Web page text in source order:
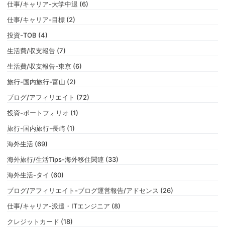
仕事/キャリア-大学中退 (6)
仕事/キャリア-目標 (2)
投資-TOB (4)
生活費/収支報告 (7)
生活費/収支報告-東京 (6)
旅行-国内旅行-富山 (2)
ブログ/アフィリエイト (72)
投資-ポートフォリオ (1)
旅行-国内旅行-長崎 (1)
海外生活 (69)
海外旅行/生活Tips-海外移住関連 (33)
海外生活-タイ (60)
ブログ/アフィリエイト-ブログ運営報告/アドセンス (26)
仕事/キャリア-派遣・ITエンジニア (8)
クレジットカード (18)